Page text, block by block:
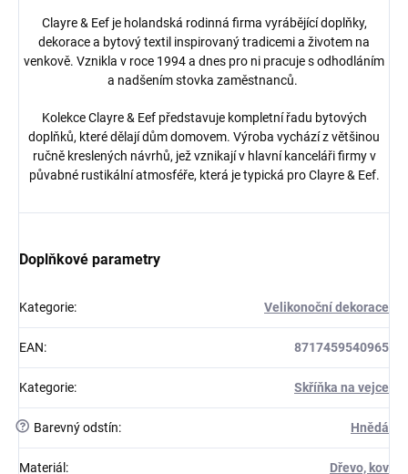
Clayre & Eef je holandská rodinná firma vyrábějící doplňky,
dekorace a bytový textil inspirovaný tradicemi a životem na
venkově. Vznikla v roce 1994 a dnes pro ni pracuje s odhodláním
a nadšením stovka zaměstnanců.
Kolekce Clayre & Eef představuje kompletní řadu bytových
doplňků, které dělají dům domovem. Výroba vychází z většinou
ručně kreslených návrhů, jež vznikají v hlavní kanceláři firmy v
půvabné rustikální atmosféře, která je typická pro Clayre & Eef.
Doplňkové parametry
Kategorie: Velikonoční dekorace
EAN: 8717459540965
Kategorie: Skříňka na vejce
? Barevný odstín: Hnědá
Materiál : Dřevo, kov